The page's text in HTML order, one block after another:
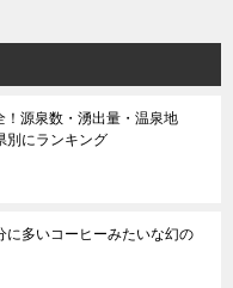
！源泉数・湧出量・温泉地
別にランキング
に多いコーヒーみたいな幻の